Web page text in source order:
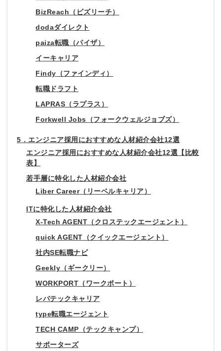
BizReach（ビズリーチ）
dodaダイレクト
paiza転職（パイザ）
イーキャリア
Findy（ファインディ）
転職ドラフト
LAPRAS（ラプラス）
Forkwell Jobs（フォークウェルジョブズ）
5．エンジニア採用におすすめな人材紹介会社12選
エンジニア採用におすすめな人材紹介会社12選【比較
表】
若手層に特化した人材紹介会社
Liber Career（リーベルキャリア）
ITに特化した人材紹介会社
X-Tech AGENT（クロステックエージェント）
quick AGENT（クイックエージェント）
社内SE転職ナビ
Geekly（ギークリー）
WORKPORT（ワークポート）
レバテックキャリア
type転職エージェント
TECH CAMP（テックキャンプ）
サポーターズ